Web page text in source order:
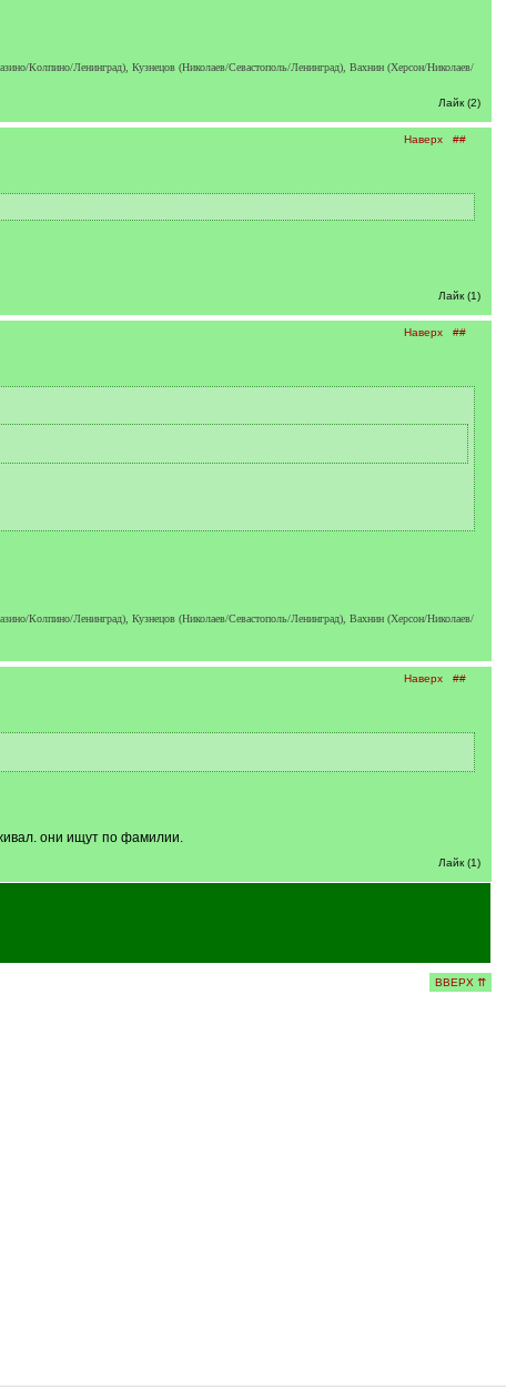
Колпино/Ленинград), Кузнецов (Николаев/Севастополь/Ленинград), Вахнин (Херсон/Николаев/
Лайк (2)
Наверх ##
Лайк (1)
Наверх ##
Колпино/Ленинград), Кузнецов (Николаев/Севастополь/Ленинград), Вахнин (Херсон/Николаев/
Наверх ##
они ищут по фамилии.
Лайк (1)
ВВЕРХ ⇈